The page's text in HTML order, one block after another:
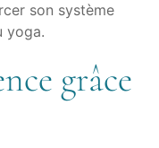
son système
yoga.
grâce